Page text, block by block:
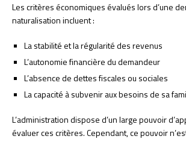
Les critères économiques évalués lors d’une
naturalisation incluent :
La stabilité et la régularité des revenus
L’autonomie financière du demandeur
L’absence de dettes fiscales ou sociales
La capacité à subvenir aux besoins de sa
L’administration dispose d’un large pouvoir
évaluer ces critères. Cependant, ce pouvoir